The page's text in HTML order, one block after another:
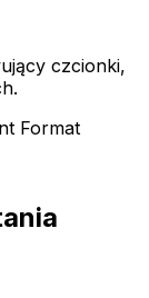
czcionki,
Format